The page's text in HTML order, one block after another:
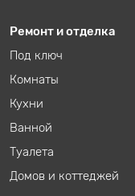
Ремонт и отделка
Под ключ
Комнаты
Кухни
Ванной
Туалета
Домов и коттеджей